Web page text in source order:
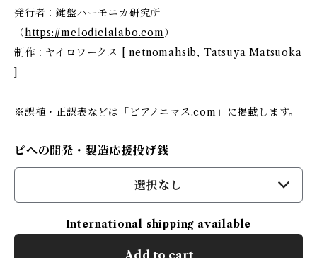
発行者：鍵盤ハーモニカ研究所
（https://melodiclalabo.com）
制作：ヤイロワークス [ netnomahsib, Tatsuya Matsuoka
]
※誤植・正誤表などは「ピアノニマス.com」に掲載します。
ピへの開発・製造応援投げ銭
選択なし
International shipping available
Add to cart